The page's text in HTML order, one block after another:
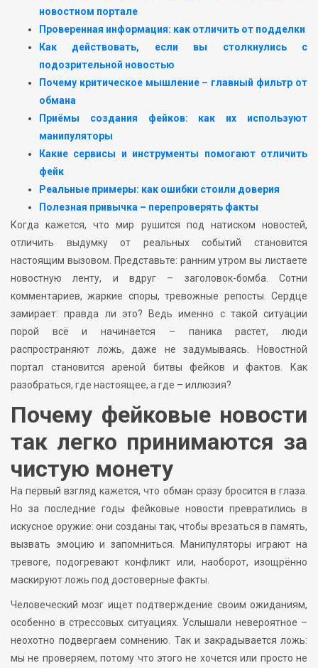
новостном портале
Проверенная информация: как отличить от подделки
Как действовать, если вы столкнулись с
подозрительной новостью
Почему критическое мышление – главный фильтр от
обмана
Приёмы создания фейков: как их используют
манипуляторы
Какие сервисы и инструменты помогают отличить
фейк
Реальные примеры: как ошибки стоили доверия
Полезная привычка – перепроверять факты
Когда кажется, что мир рушится под натиском новостей,
отличить выдумку от реальных событий становится
настоящим вызовом. Представьте: ранним утром вы листаете
новостную ленту, и вдруг – заголовок-бомба. Сотни
комментариев, жаркие споры, тревожные репосты. Сердце
замирает: правда ли это? Ведь именно с такой ситуации
порой всё и начинается – паника растет, люди
распространяют ложь, даже не задумываясь. Новостной
портал становится ареной битвы фейков и фактов. Как
разобраться, где настоящее, а где – иллюзия?
Почему фейковые новости
так легко принимаются за
чистую монету
На первый взгляд кажется, что обман сразу бросится в глаза.
Но за последние годы фейковые новости превратились в
искусное оружие: они созданы так, чтобы врезаться в память,
вызвать эмоцию и запомниться. Манипуляторы играют на
тревоге, подогревают конфликт или, наоборот, изощрённо
маскируют ложь под достоверные факты.
Человеческий мозг ищет подтверждение своим ожиданиям,
особенно в стрессовых ситуациях. Услышали невероятное –
неохотно подвергаем сомнению. Так и закрадывается ложь:
мы не проверяем, потому что этого не хочется или просто не